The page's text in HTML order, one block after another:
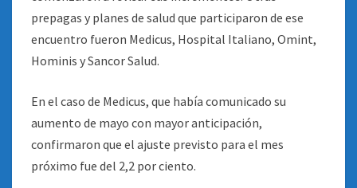
prepagas y planes de salud que participaron de ese
encuentro fueron Medicus, Hospital Italiano, Omint,
Hominis y Sancor Salud.
En el caso de Medicus, que había comunicado su
aumento de mayo con mayor anticipación,
confirmaron que el ajuste previsto para el mes
próximo fue del 2,2 por ciento.